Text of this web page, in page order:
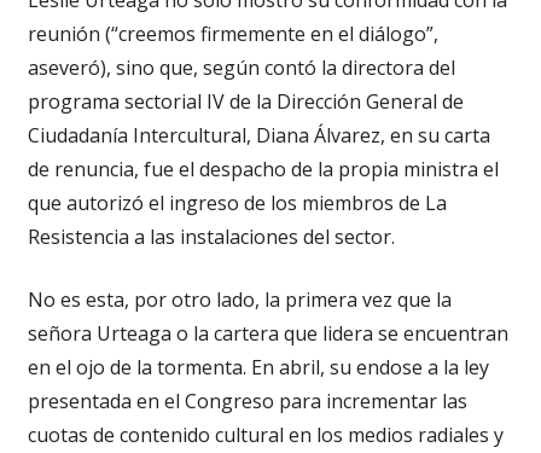
reunión (“creemos firmemente en el diálogo”,
aseveró), sino que, según contó la directora del
programa sectorial IV de la Dirección General de
Ciudadanía Intercultural, Diana Álvarez, en su carta
de renuncia, fue el despacho de la propia ministra el
que autorizó el ingreso de los miembros de La
Resistencia a las instalaciones del sector.
No es esta, por otro lado, la primera vez que la
señora Urteaga o la cartera que lidera se encuentran
en el ojo de la tormenta. En abril, su endose a la ley
presentada en el Congreso para incrementar las
cuotas de contenido cultural en los medios radiales y